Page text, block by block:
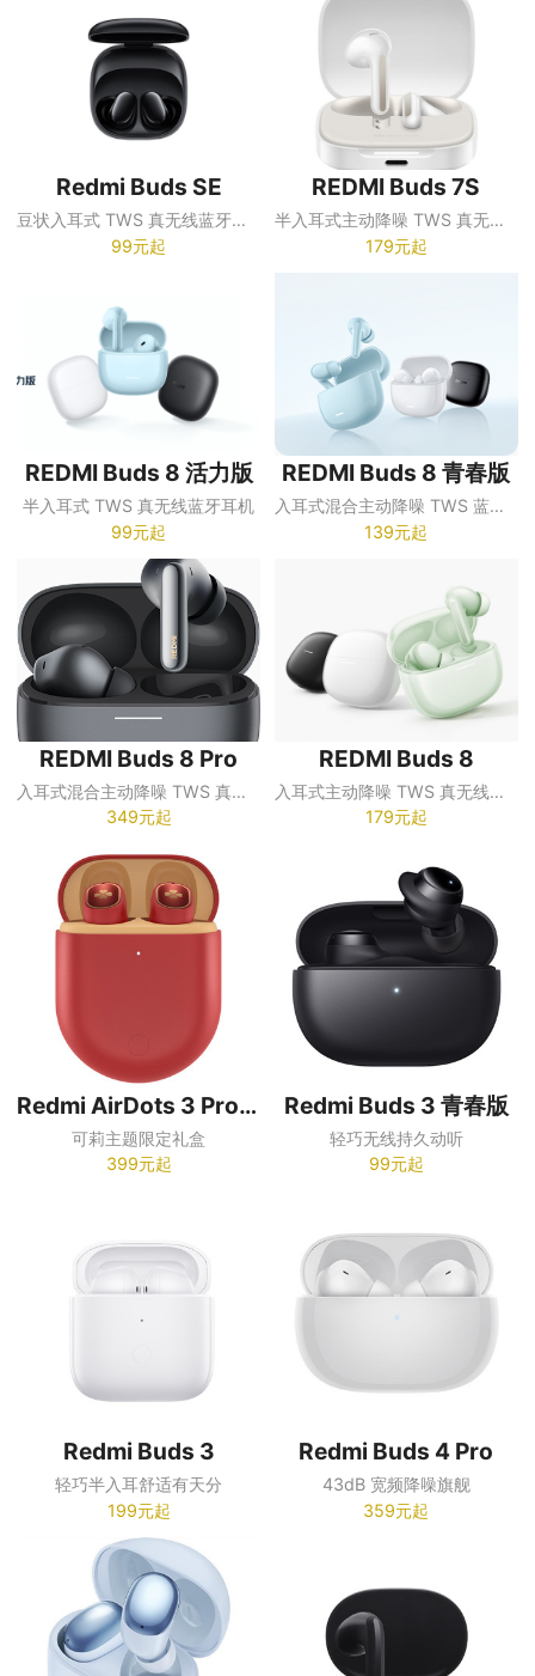
Redmi Buds SE
豆状入耳式 TWS 真无线蓝牙耳机
99元起
REDMI Buds 7S
半入耳式主动降噪 TWS 真无线蓝牙耳机
179元起
REDMI Buds 8 活力版
半入耳式 TWS 真无线蓝牙耳机
99元起
REDMI Buds 8 青春版
入耳式混合主动降噪 TWS 蓝牙耳机
139元起
REDMI Buds 8 Pro
入耳式混合主动降噪 TWS 真无线蓝牙耳机
349元起
REDMI Buds 8
入耳式主动降噪 TWS 真无线蓝牙耳机
179元起
Redmi AirDots 3 Pro 原神版
可莉主题限定礼盒
399元起
Redmi Buds 3 青春版
轻巧无线持久动听
99元起
Redmi Buds 3
轻巧半入耳舒适有天分
199元起
Redmi Buds 4 Pro
43dB 宽频降噪旗舰
359元起